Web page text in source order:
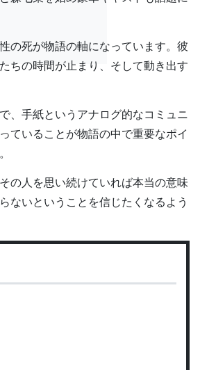
の死が物語の軸になっています。彼
ちの時間が止まり、そして動き出す
、手紙というアナログ的なコミュニ
ていることが物語の中で重要なポイ
の人を思い続けていれば本当の意味
ないということを信じたくなるよう